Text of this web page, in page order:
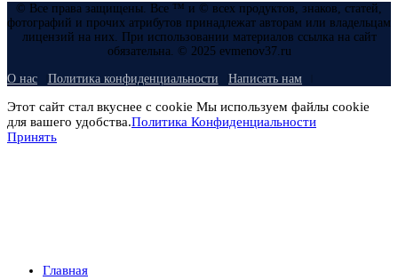
© Все права защищены. Все ™ и © всех продуктов, знаков, статей,
фотографий и прочих атрибутов принадлежат авторам или владельцам
лицензий на них. При использовании материалов ссылка на сайт
обязательна. © 2025 evmenov37.ru
О нас Политика конфиденциальности Написать нам
Этот сайт стал вкуснее с cookie Мы используем файлы cookie
для вашего удобства.Политика Конфиденциальности
Принять
Главная